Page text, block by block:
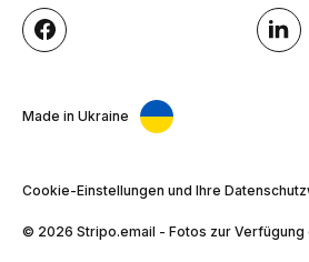
Made in Ukraine
Cookie-Einstellungen und Ihre
© 2026 Stripо.email - Fotos zur Verfügung